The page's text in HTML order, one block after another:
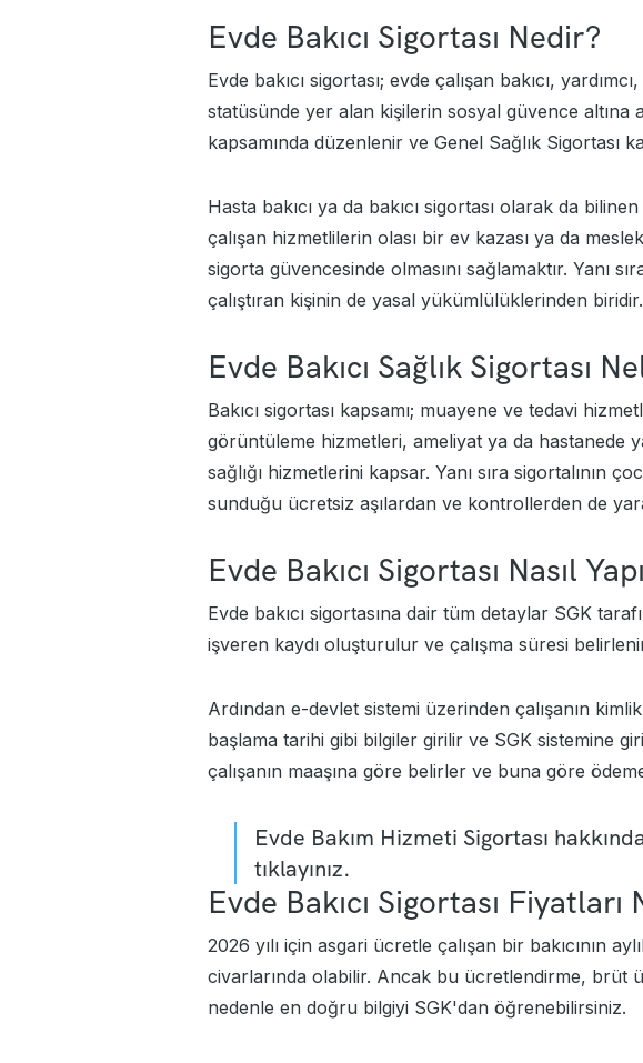
Evde Bakıcı Sigortası Nedir?
Evde bakıcı sigortası; evde çalışan bakıcı,
statüsünde yer alan kişilerin sosyal güvence altına
kapsamında düzenlenir ve Genel Sağlık Sigortası
Hasta bakıcı ya da bakıcı sigortası olarak da
çalışan hizmetlilerin olası bir ev kazası ya da
sigorta güvencesinde olmasını sağlamaktır. Yanı
çalıştıran kişinin de yasal yükümlülüklerinden biridir.
Evde Bakıcı Sağlık Sigortası
Bakıcı sigortası kapsamı; muayene ve tedavi
görüntüleme hizmetleri, ameliyat ya da hastanede
sağlığı hizmetlerini kapsar. Yanı sıra sigortalının
sunduğu ücretsiz aşılardan ve kontrollerden de
Evde Bakıcı Sigortası Nasıl
Evde bakıcı sigortasına dair tüm detaylar SGK
işveren kaydı oluşturulur ve çalışma süresi
Ardından e-devlet sistemi üzerinden çalışanın
başlama tarihi gibi bilgiler girilir ve SGK sistemine
çalışanın maaşına göre belirler ve buna göre
Evde Bakım Hizmeti Sigortası
tıklayınız.
Evde Bakıcı Sigortası Fiyatları
2026 yılı için asgari ücretle çalışan bir bakıcının
civarlarında olabilir. Ancak bu ücretlendirme, brüt
nedenle en doğru bilgiyi SGK'dan öğrenebilirsiniz.